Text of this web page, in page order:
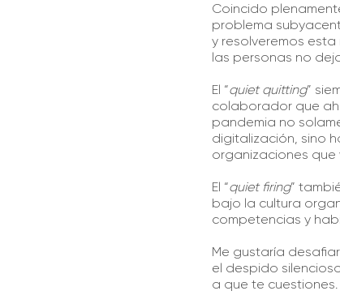
Coincido
problema
y resolveremos
las personas no
El “quiet quitting”
colaborador que
pandemia no
digitalización, sino
organizaciones que
El “quiet firing”
bajo la cultura
competencias y
Me gustaría
el despido
a que te cuestiones.